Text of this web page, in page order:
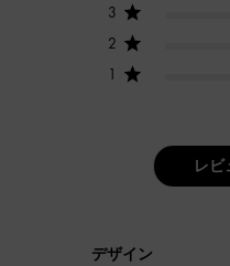
3
2
1
レビ
デザイン